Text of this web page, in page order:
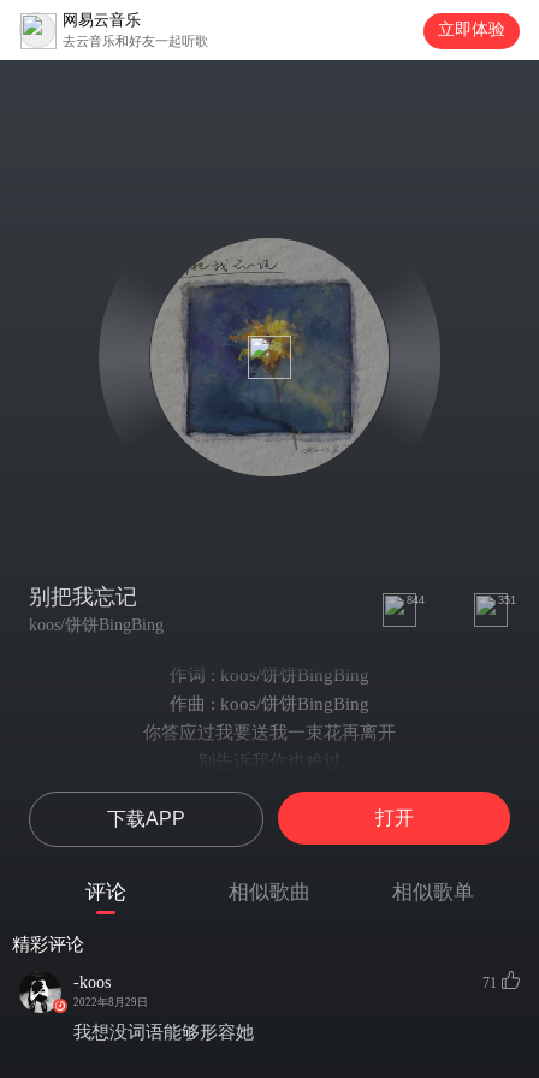
网易云音乐
去云音乐和好友一起听歌
立即体验
别把我忘记
koos/饼饼BingBing
844 351
作词 : koos/饼饼BingBing
作曲 : koos/饼饼BingBing
你答应过我要送我一束花再离开
别告诉我你也难过
你说你攒了很多话不知对谁说
亲爱的那是习惯不要当爱
我们不是必须要有结果才算结果
错过
为了成为你的记忆差点丢了自己
下载APP 打开
评论 相似歌曲 相似歌单
精彩评论
-koos
2022年8月29日
71
我想没词语能够形容她